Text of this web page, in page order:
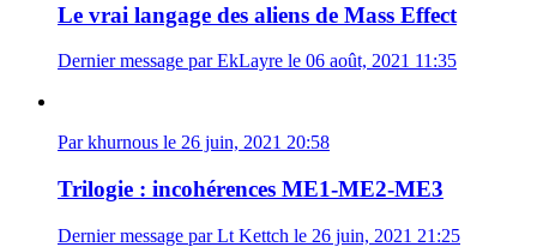
Le vrai langage des aliens de Mass Effect
Dernier message par EkLayre le 06 août, 2021 11:35
Par khurnous le 26 juin, 2021 20:58
Trilogie : incohérences ME1-ME2-ME3
Dernier message par Lt Kettch le 26 juin, 2021 21:25